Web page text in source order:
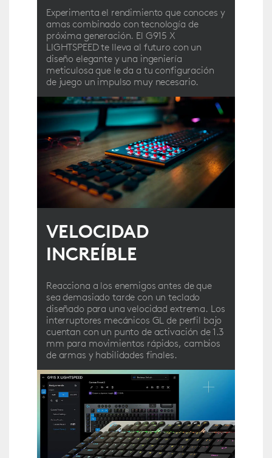
Experimenta el rendimiento que conoces y
amas combinado con tecnología de
próxima generación. El G915 X
LIGHTSPEED te lleva al futuro con un
diseño elegante y una ingeniería
meticulosa que le da a tu configuración
de juego un impulso muy necesario.
VELOCIDAD
INCREÍBLE
Reacciona a los enemigos antes de que
sea demasiado tarde con un teclado
diseñado para una velocidad extrema. Los
interruptores mecánicos GL de perfil bajo
cuentan con un punto de activación de 1.3
mm para movimientos rápidos, cambios
de armas y habilidades finales.